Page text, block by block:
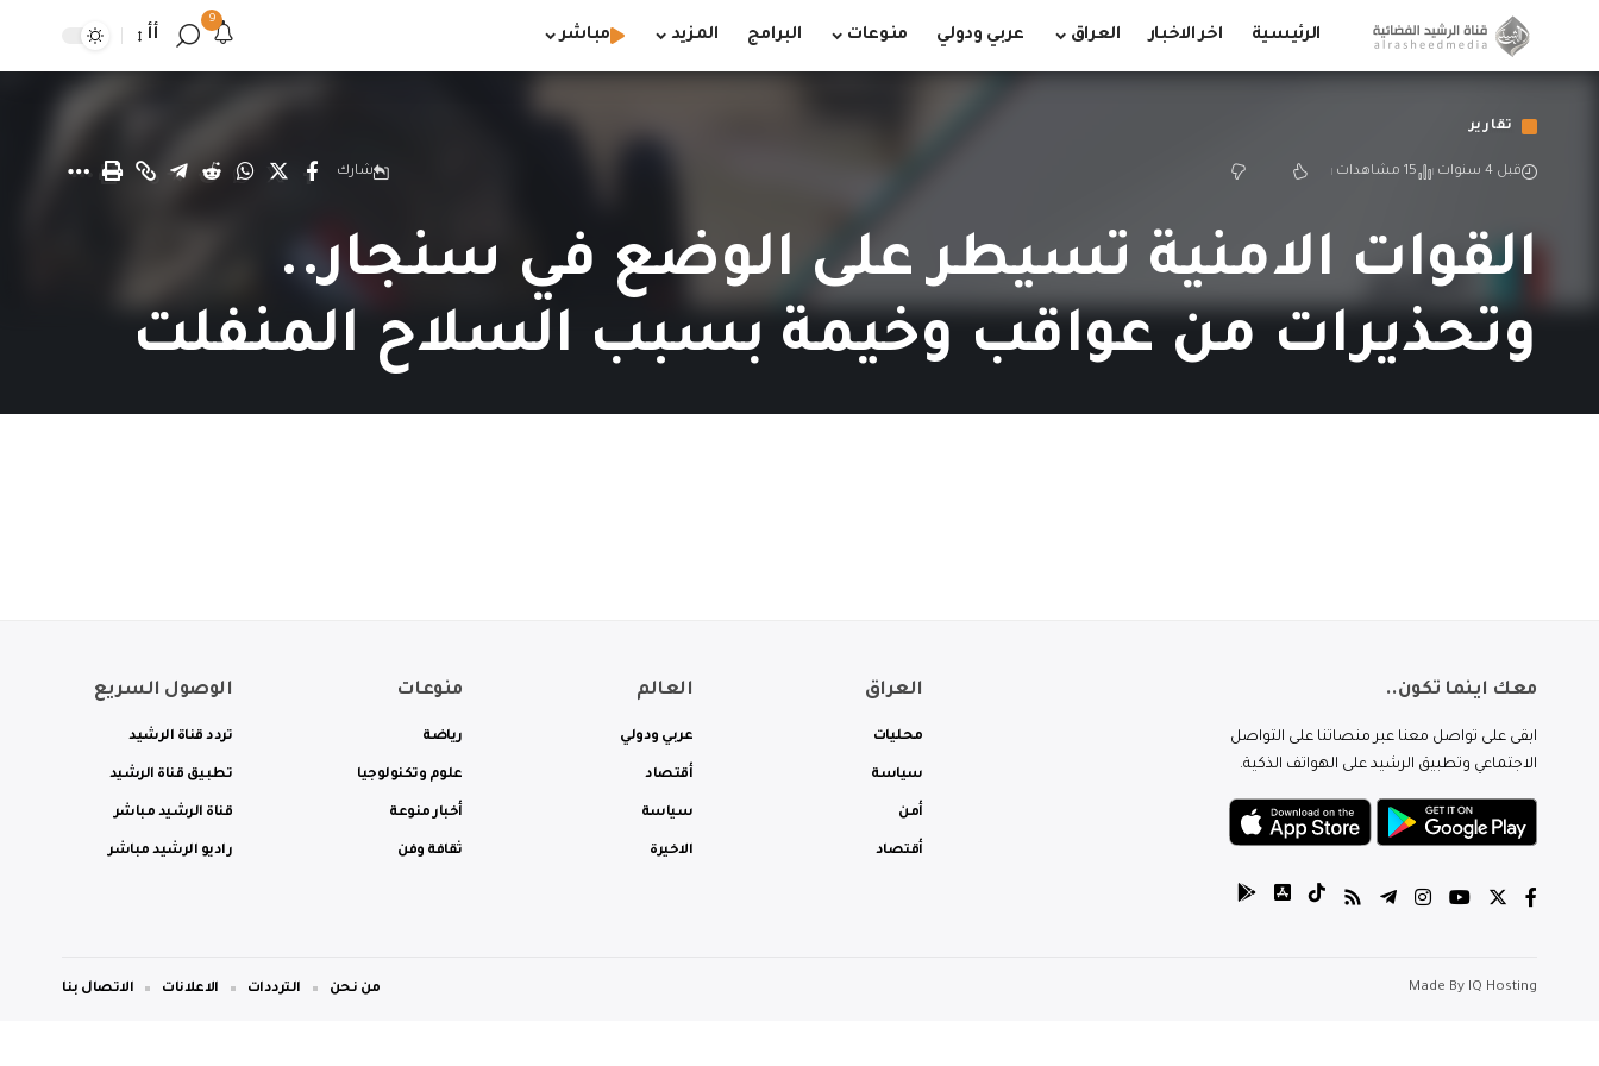
الرئيسية اخر الاخبار العراق عربي ودولي منوعات البرامج المزيد مباشر
9
أأ
تقارير
قبل 4 سنوات 15 مشاهدات شارك
القوات الامنية تسيطر على الوضع في سنجار..
وتحذيرات من عواقب وخيمة بسبب السلاح المنفلت
معك اينما تكون..
ابقى على تواصل معنا عبر منصاتنا على التواصل
الاجتماعي وتطبيق الرشيد على الهواتف الذكية.
العراق
محليات
سياسة
أمن
أقتصاد
العالم
عربي ودولي
أقتصاد
سياسة
الاخيرة
منوعات
رياضة
علوم وتكنولوجيا
أخبار منوعة
ثقافة وفن
الوصول السريع
تردد قناة الرشيد
تطبيق قناة الرشيد
قناة الرشيد مباشر
راديو الرشيد مباشر
Made By IQ Hosting من نحن الترددات الاعلانات الاتصال بنا